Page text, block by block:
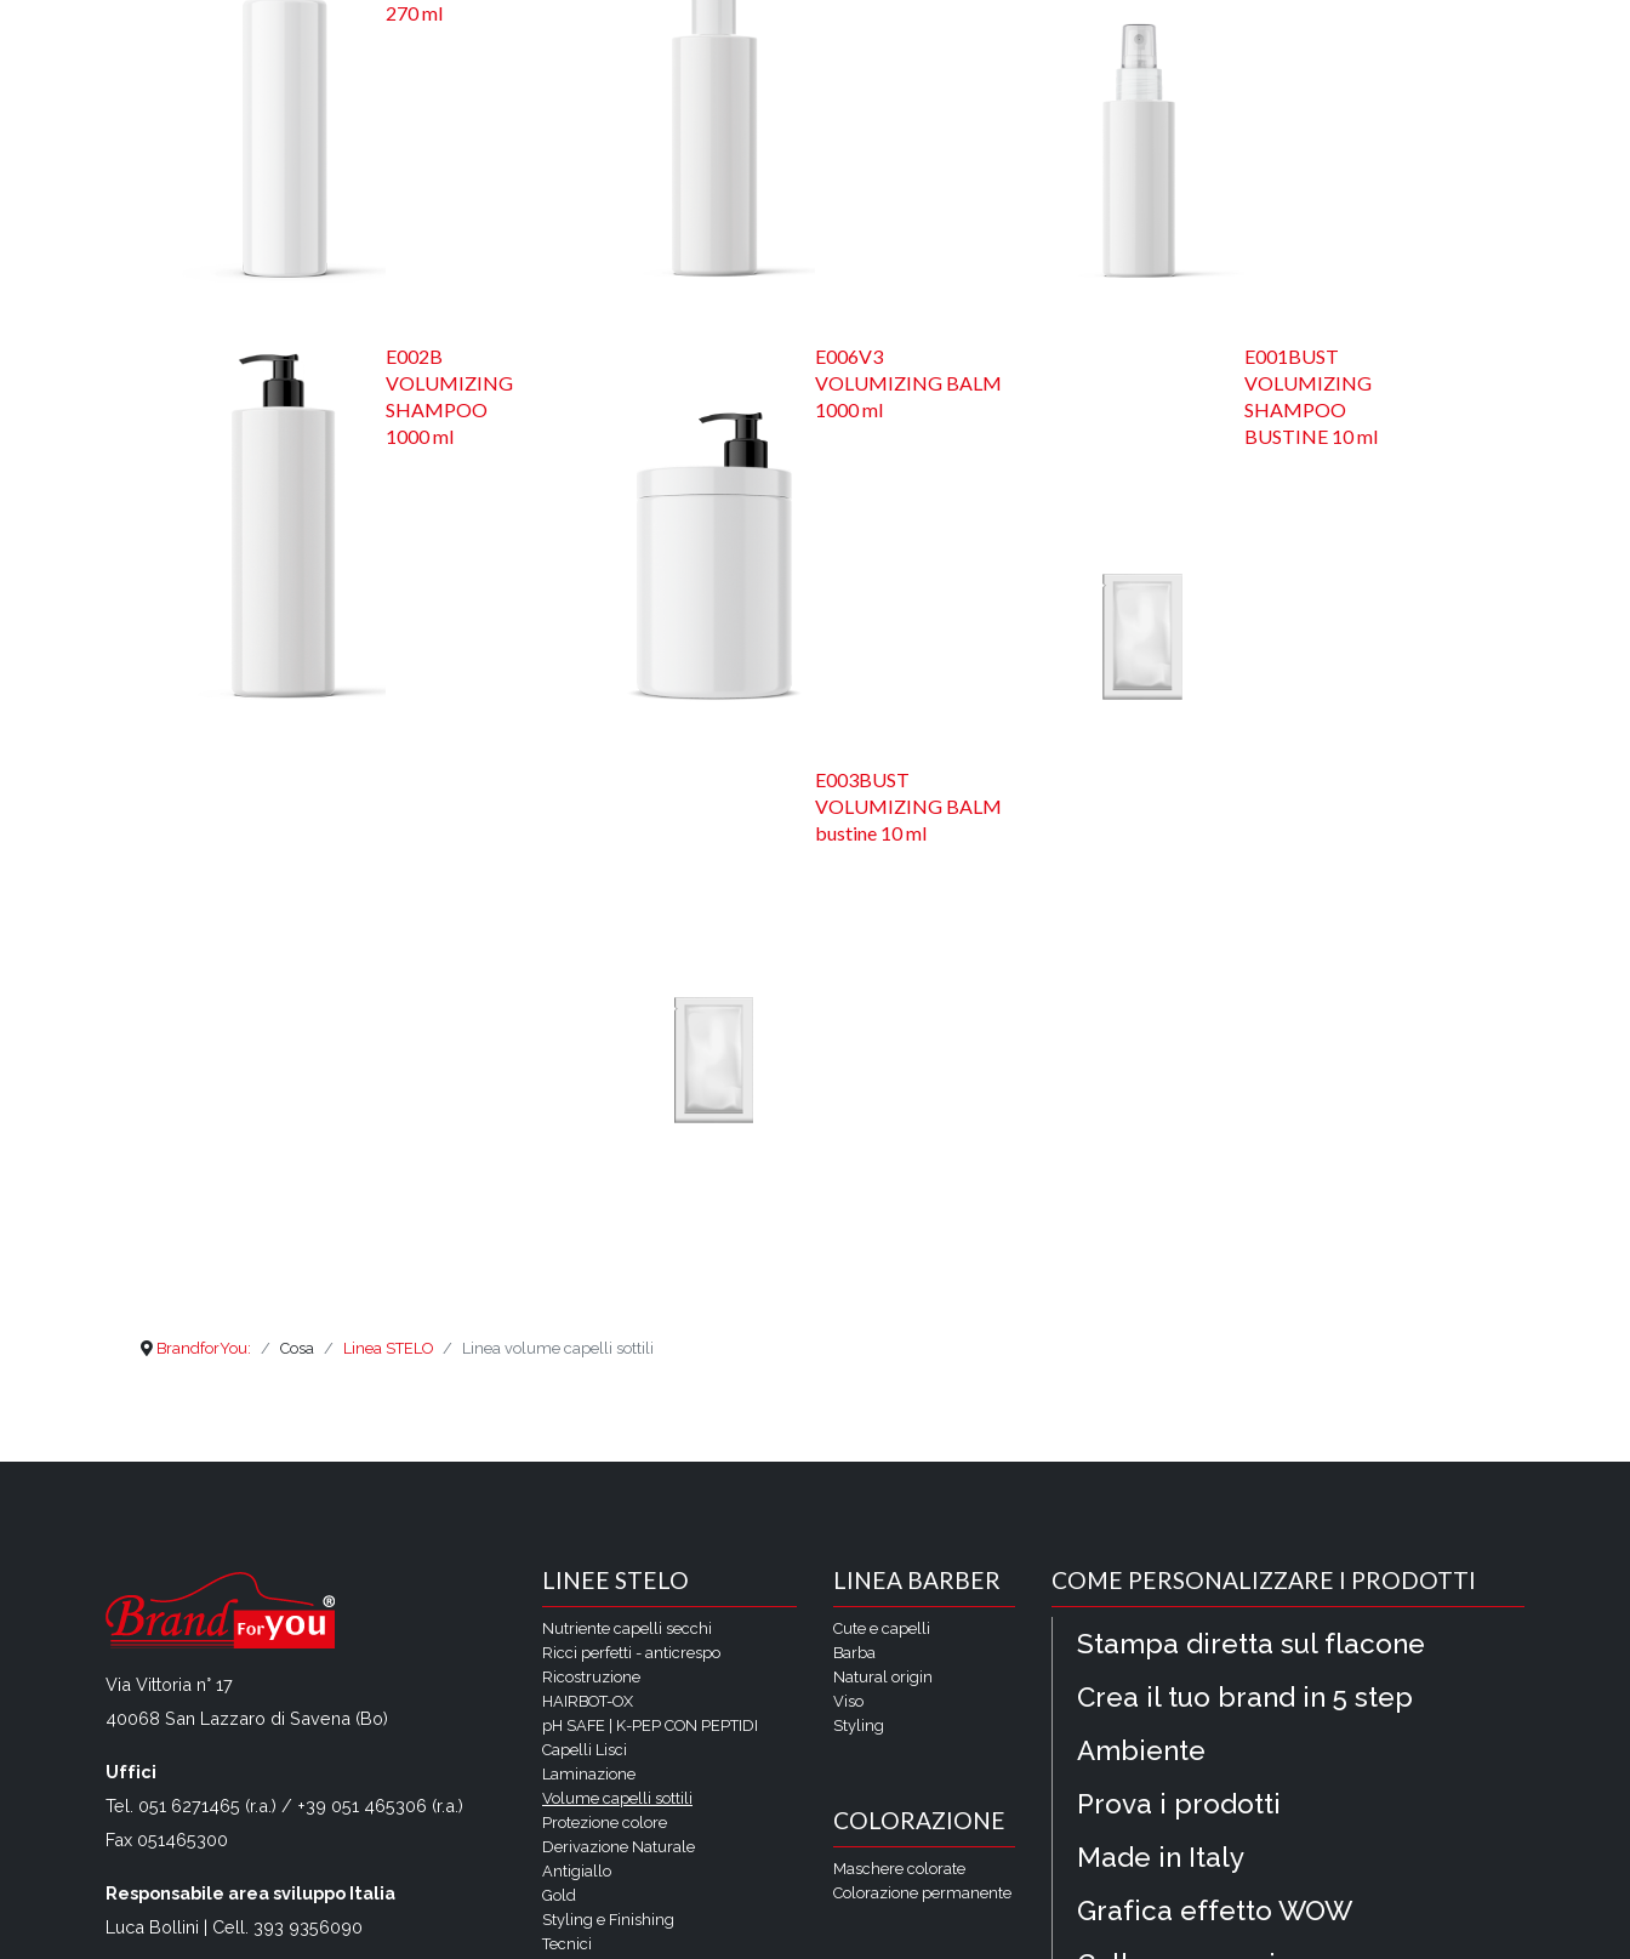
270 ml
E002B
VOLUMIZING
SHAMPOO
1000 ml
E006V3
VOLUMIZING BALM
1000 ml
E001BUST
VOLUMIZING
SHAMPOO
BUSTINE 10 ml
E003BUST
VOLUMIZING BALM
bustine 10 ml
BrandforYou: Cosa Linea STELO Linea volume capelli sottili
Via Vittoria n° 17
40068 San Lazzaro di Savena (Bo)
Uffici
Tel. 051 6271465 (r.a.) / +39 051 465306 (r.a.)
Fax 051465300
Responsabile area sviluppo Italia
Luca Bollini | Cell. 393 9356090
LINEE STELO
Nutriente capelli secchi
Ricci perfetti - anticrespo
Ricostruzione
HAIRBOT-OX
pH SAFE | K-PEP CON PEPTIDI
Capelli Lisci
Laminazione
Volume capelli sottili
Protezione colore
Derivazione Naturale
Antigiallo
Gold
Styling e Finishing
Tecnici
LINEA BARBER
Cute e capelli
Barba
Natural origin
Viso
Styling
COLORAZIONE
Maschere colorate
Colorazione permanente
COME PERSONALIZZARE I PRODOTTI
Stampa diretta sul flacone
Crea il tuo brand in 5 step
Ambiente
Prova i prodotti
Made in Italy
Grafica effetto WOW